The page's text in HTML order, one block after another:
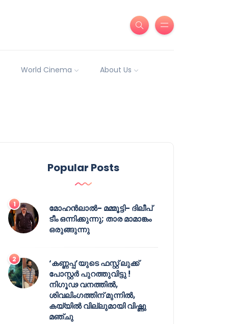
World Cinema About Us
Popular Posts
മോഹൻലാൽ- മമ്മൂട്ടി- ദിലീപ്
ടീം ഒന്നിക്കുന്നു; താര മാമാങ്കം
ഒരുങ്ങുന്നു
‘കണ്ണപ്പ’യുടെ ഫസ്റ്റ് ലുക്ക്
പോസ്റ്റർ പുറത്തുവിട്ടു !
നിഗൂഢ വനത്തിൽ,
ശിവലിംഗത്തിന് മുന്നിൽ,
കയ്യിൽ വില്ലുമായി വിഷ്ണു
മഞ്ചു